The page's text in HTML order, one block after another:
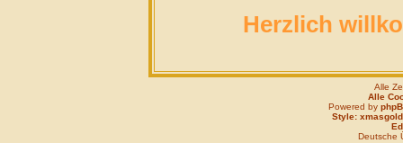
Herzlich
Alle
Alle
Powered by
Style: xmasgold
Deutsche